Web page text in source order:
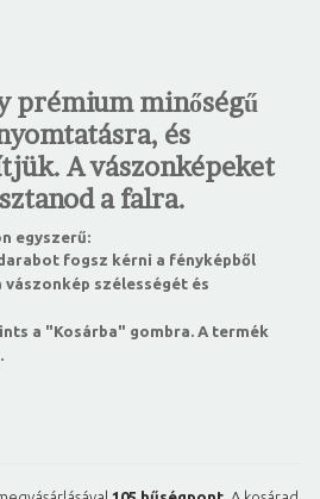
prémium minőségű
és
A vászonképeket
a falra.
egyszerű:
fogsz kérni a fényképből
szélességét és
a "Kosárba" gombra. A termék